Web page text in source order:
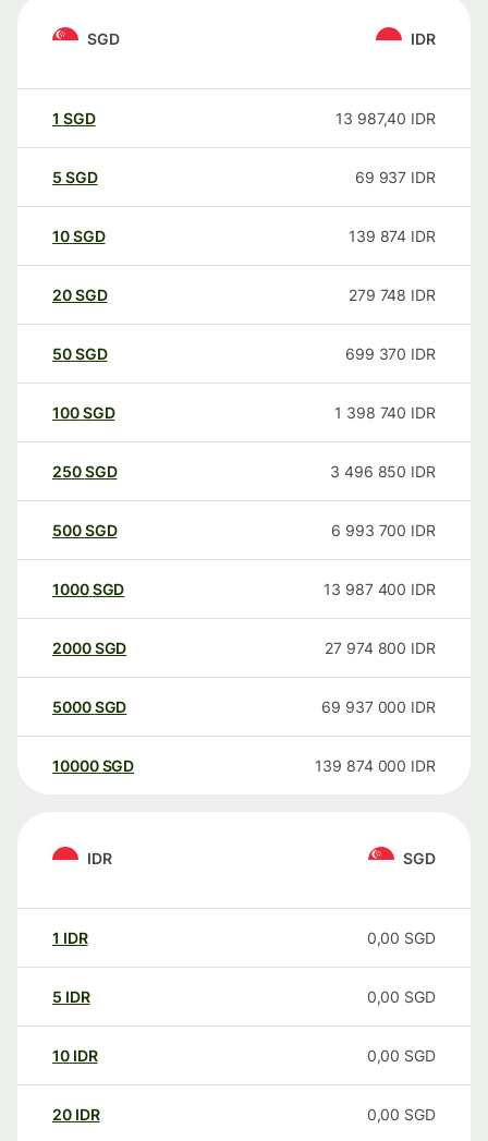
SGD IDR
1 SGD 13 987,40 IDR
5 SGD 69 937 IDR
10SGD 139 874 IDR
20SGD 279 748 IDR
50SGD 699 370 IDR
100SGD 1 398 740 IDR
250SGD 3 496 850 IDR
500SGD 6 993 700 IDR
1000SGD 13 987 400 IDR
2000SGD 27 974 800 IDR
5000SGD 69 937 000 IDR
10000 SGD 139 874 000 IDR
IDR SGD
1 IDR 0,00 SGD
5 IDR 0,00 SGD
10 IDR 0,00 SGD
20 IDR 0,00 SGD